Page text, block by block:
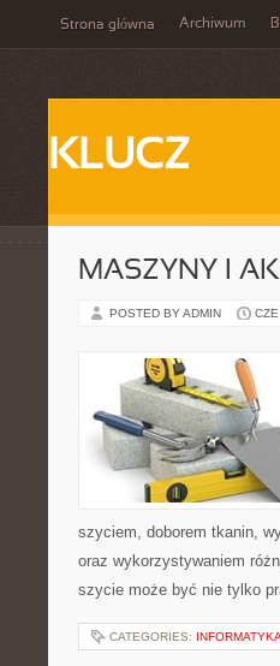
Strona główna Archiwum
KLUCZ
MASZYNY I
POSTED BY ADMIN
szyciem, doborem tkanin,
oraz wykorzystywaniem
szycie może być nie tylko
CATEGORIES: INFORMATYKA